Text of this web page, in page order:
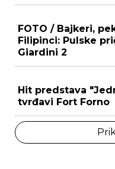
FOTO / Bajkeri,
Filipinci: Pulske
Giardini 2
Hit predstava
tvrđavi Fort Forno